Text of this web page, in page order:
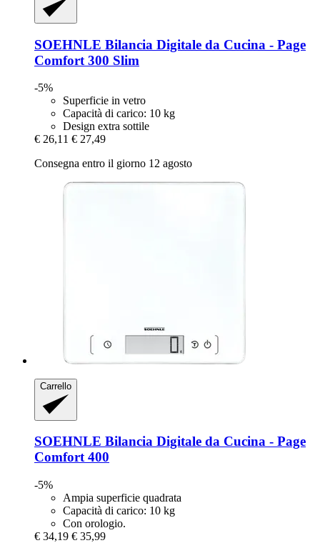
SOEHNLE Bilancia Digitale da Cucina -​ Page
Comfort 300 Slim
-5%
Superficie in vetro
Capacità di carico: 10 kg
Design extra sottile
€ 26,11 € 27,49
Consegna entro il giorno 12 agosto
Carrello
SOEHNLE Bilancia Digitale da Cucina -​ Page
Comfort 400
-5%
Ampia superficie quadrata
Capacità di carico: 10 kg
Con orologio.
€ 34,19 € 35,99